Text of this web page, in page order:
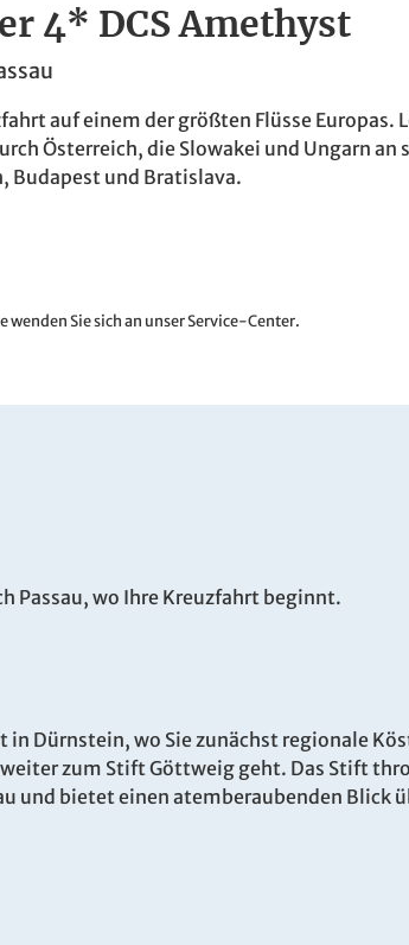
4* DCS Amethyst
auf einem der größten Flüsse Europas.
Österreich, die Slowakei und Ungarn
Budapest und Bratislava.
Sie sich an unser Service-Center.
Passau, wo Ihre Kreuzfahrt beginnt.
Dürnstein, wo Sie zunächst regionale
zum Stift Göttweig geht. Das Stift
und bietet einen atemberaubenden Blick